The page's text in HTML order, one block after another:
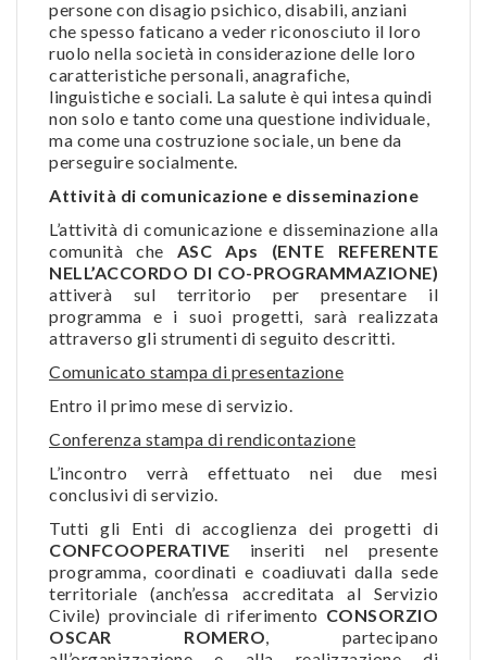
persone con disagio psichico, disabili, anziani
che spesso faticano a veder riconosciuto il loro
ruolo nella società in considerazione delle loro
caratteristiche personali, anagrafiche,
linguistiche e sociali. La salute è qui intesa quindi
non solo e tanto come una questione individuale,
ma come una costruzione sociale, un bene da
perseguire socialmente.
Attività di comunicazione e disseminazione
L’attività di comunicazione e disseminazione alla
comunità che ASC Aps (ENTE REFERENTE
NELL’ACCORDO DI CO-PROGRAMMAZIONE)
attiverà sul territorio per presentare il
programma e i suoi progetti, sarà realizzata
attraverso gli strumenti di seguito descritti.
Comunicato stampa di presentazione
Entro il primo mese di servizio.
Conferenza stampa di rendicontazione
L’incontro verrà effettuato nei due mesi
conclusivi di servizio.
Tutti gli Enti di accoglienza dei progetti di
CONFCOOPERATIVE inseriti nel presente
programma, coordinati e coadiuvati dalla sede
territoriale (anch’essa accreditata al Servizio
Civile) provinciale di riferimento CONSORZIO
OSCAR ROMERO, partecipano